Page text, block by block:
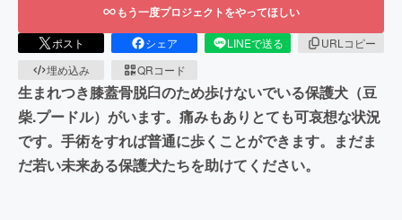
もう一度プロジェクトをやってほしい
ポスト シェア LINEで送る
URLコピー
埋め込み
QRコード
生まれつき膝蓋骨脱臼のため歩けないでいる保護犬（豆
柴.プードル）がいます。痛みもありとても可哀想な状況
です。手術をすれば普通に歩くことができます。まだま
だ若い未来ある保護犬たちを助けてください。